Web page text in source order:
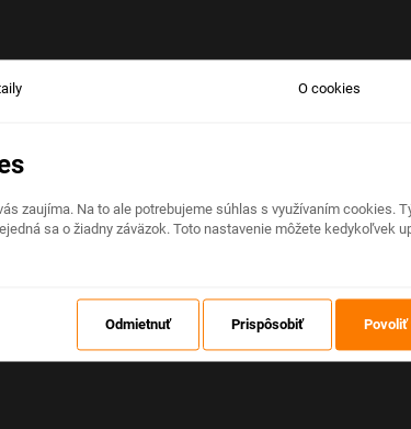
chyba
O cookies
zaujíma. Na to ale potrebujeme súhlas s využívaním cookies.
sa o žiadny záväzok. Toto nastavenie môžete kedykoľvek
Odmietnuť Prispôsobiť Povoliť